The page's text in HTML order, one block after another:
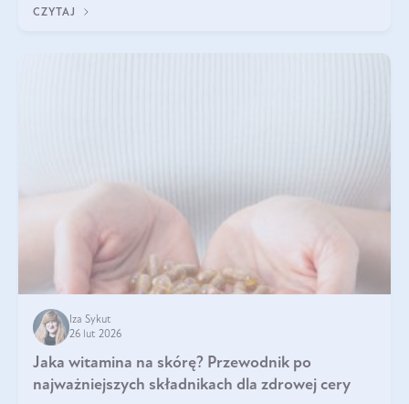
CZYTAJ
Iza Sykut
26 lut 2026
Jaka witamina na skórę? Przewodnik po
najważniejszych składnikach dla zdrowej cery